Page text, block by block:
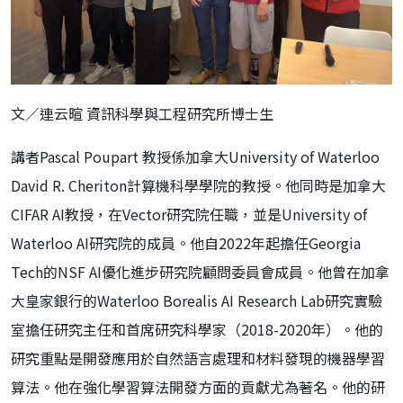
文／連云暄 資訊科學與工程研究所博士生
講者Pascal Poupart 教授係加拿大University of Waterloo
David R. Cheriton計算機科學學院的教授。他同時是加拿大
CIFAR AI教授，在Vector研究院任職，並是University of
Waterloo AI研究院的成員。他自2022年起擔任Georgia
Tech的NSF AI優化進步研究院顧問委員會成員。他曾在加拿
大皇家銀行的Waterloo Borealis AI Research Lab研究實驗
室擔任研究主任和首席研究科學家（2018-2020年）。他的
研究重點是開發應用於自然語言處理和材料發現的機器學習
算法。他在強化學習算法開發方面的貢獻尤為著名。他的研